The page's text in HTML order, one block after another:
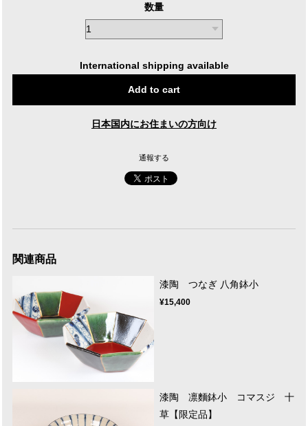
数量
International shipping available
Add to cart
日本国内にお住まいの方向け
通報する
関連商品
漆陶 つなぎ 八角鉢小
¥15,400
漆陶 凛麵鉢小 コマスジ 十
草【限定品】